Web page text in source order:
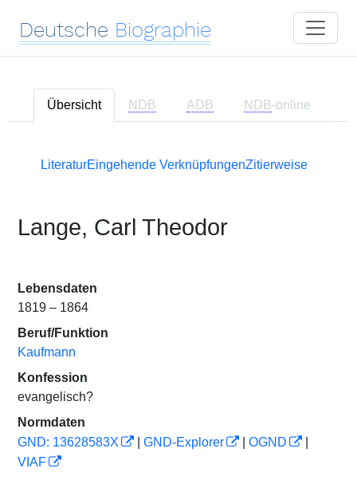
Deutsche Biographie
Übersicht NDB ADB NDB-online
LiteraturEingehende VerknüpfungenZitierweise
Lange, Carl Theodor
Lebensdaten
1819 – 1864
Beruf/Funktion
Kaufmann
Konfession
evangelisch?
Normdaten
GND: 13628583X
GND-Explorer OGND
VIAF